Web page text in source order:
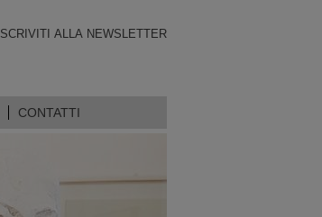
ISCRIVITI ALLA NEWSLETTER
CONTATTI